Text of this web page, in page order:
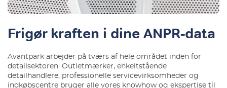
Frigør kraften i dine ANPR-data
Avantpark arbejder på tværs af hele området inden for
detailsektoren. Outletmærker, enkeltstående
detailhandlere, professionelle servicevirksomheder og
indkøbscentre bruger alle vores knowhow og ekspertise til